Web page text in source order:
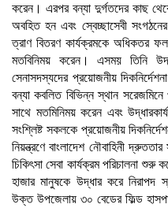
করেন। এরপর বন্যা দুর্গতদের কাছ
অবহিত হন এবং স্বেচ্ছাসেবী
ত্রাণ বিতরণ কার্যক্রমকে অধিকতর
মতবিনিময় করেন। এসময় তিনি
সেনাসদস্যদের প্রয়োজনীয়
বন্যা কবলিত বিভিন্ন স্থান
সাথে মতমিনিময় করেন এবং উদ্ধারকার্য
সংশ্লিষ্ট সকলকে প্রয়োজনীয়
নিয়ন্ত্রণে বাংলাদেশ নৌবাহিনী
চিকিৎসা সেবা কার্যক্রম পরিচালনা
হাজার মানুষকে উদ্ধার করে
উক্ত উপজেলায় ৩০ বেডের ফিল্ড